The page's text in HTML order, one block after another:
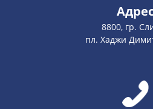
8800, гр.
пл. Хаджи